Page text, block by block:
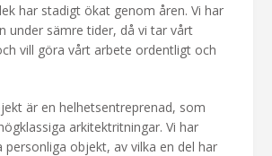
har stadigt ökat genom åren. Vi har
under sämre tider, då vi tar vårt
vill göra vårt arbete ordentligt och
är en helhetsentreprenad, som
arkitektritningar. Vi har
objekt, av vilka en del har